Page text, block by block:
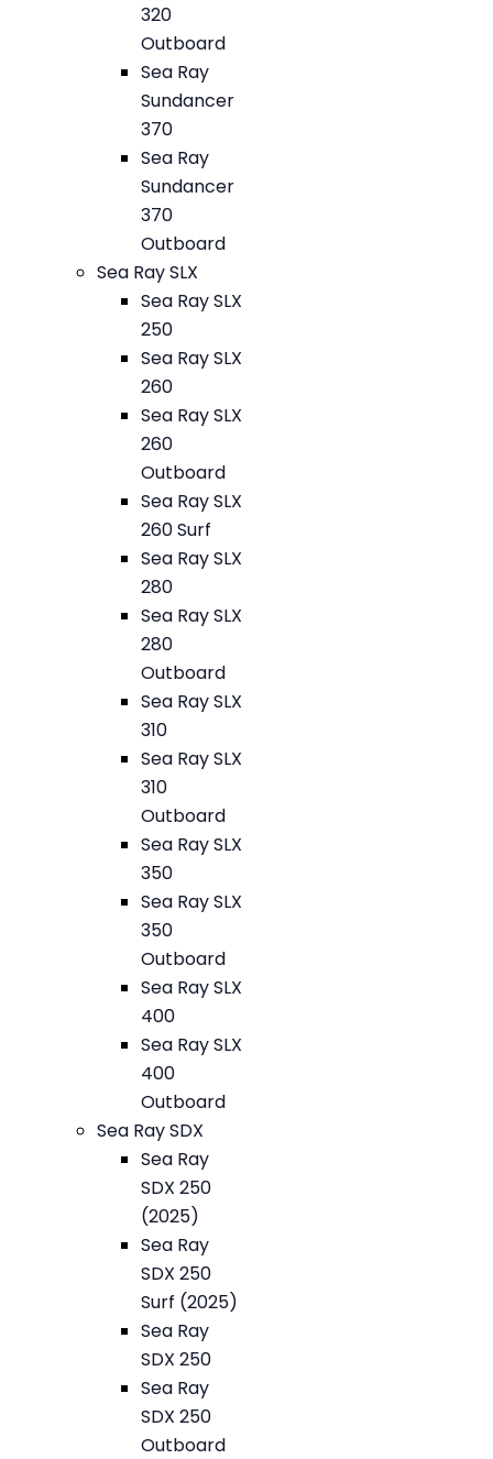
320
Outboard
Sea Ray
Sundancer
370
Sea Ray
Sundancer
370
Outboard
Sea Ray SLX
Sea Ray SLX
250
Sea Ray SLX
260
Sea Ray SLX
260
Outboard
Sea Ray SLX
260 Surf
Sea Ray SLX
280
Sea Ray SLX
280
Outboard
Sea Ray SLX
310
Sea Ray SLX
310
Outboard
Sea Ray SLX
350
Sea Ray SLX
350
Outboard
Sea Ray SLX
400
Sea Ray SLX
400
Outboard
Sea Ray SDX
Sea Ray
SDX 250
(2025)
Sea Ray
SDX 250
Surf (2025)
Sea Ray
SDX 250
Sea Ray
SDX 250
Outboard